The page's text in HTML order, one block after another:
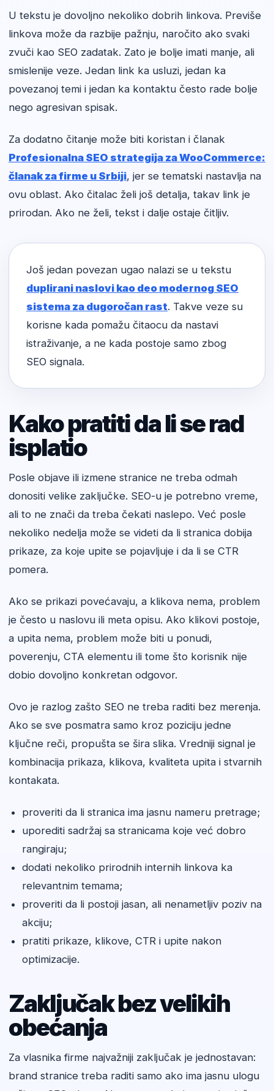
U tekstu je dovoljno nekoliko dobrih linkova. Previše
linkova može da razbije pažnju, naročito ako svaki
zvuči kao SEO zadatak. Zato je bolje imati manje, ali
smislenije veze. Jedan link ka usluzi, jedan ka
povezanoj temi i jedan ka kontaktu često rade bolje
nego agresivan spisak.
Za dodatno čitanje može biti koristan i članak
Profesionalna SEO strategija za WooCommerce:
članak za firme u Srbiji, jer se tematski nastavlja na
ovu oblast. Ako čitalac želi još detalja, takav link je
prirodan. Ako ne želi, tekst i dalje ostaje čitljiv.
Još jedan povezan ugao nalazi se u tekstu
duplirani naslovi kao deo modernog SEO
sistema za dugoročan rast. Takve veze su
korisne kada pomažu čitaocu da nastavi
istraživanje, a ne kada postoje samo zbog
SEO signala.
Kako pratiti da li se rad
isplatio
Posle objave ili izmene stranice ne treba odmah
donositi velike zaključke. SEO-u je potrebno vreme,
ali to ne znači da treba čekati naslepo. Već posle
nekoliko nedelja može se videti da li stranica dobija
prikaze, za koje upite se pojavljuje i da li se CTR
pomera.
Ako se prikazi povećavaju, a klikova nema, problem
je često u naslovu ili meta opisu. Ako klikovi postoje,
a upita nema, problem može biti u ponudi,
poverenju, CTA elementu ili tome što korisnik nije
dobio dovoljno konkretan odgovor.
Ovo je razlog zašto SEO ne treba raditi bez merenja.
Ako se sve posmatra samo kroz poziciju jedne
ključne reči, propušta se šira slika. Vredniji signal je
kombinacija prikaza, klikova, kvaliteta upita i stvarnih
kontakata.
proveriti da li stranica ima jasnu nameru pretrage;
uporediti sadržaj sa stranicama koje već dobro
rangiraju;
dodati nekoliko prirodnih internih linkova ka
relevantnim temama;
proveriti da li postoji jasan, ali nenametljiv poziv na
akciju;
pratiti prikaze, klikove, CTR i upite nakon
optimizacije.
Zaključak bez velikih
obećanja
Za vlasnika firme najvažniji zaključak je jednostavan:
brand stranice treba raditi samo ako ima jasnu ulogu